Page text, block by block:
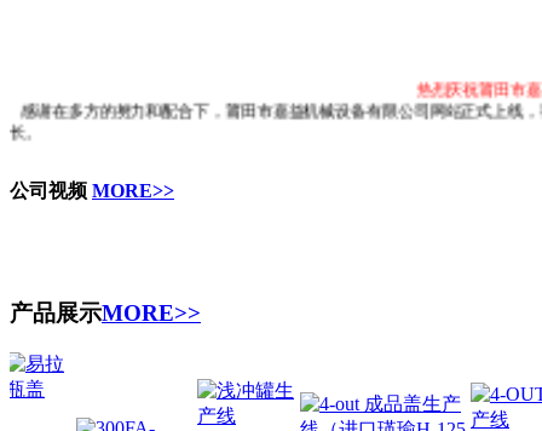
热烈庆祝莆田市
感谢在多方的努力和配合下，莆田市嘉益机械设备有限公司网站正式上线
长。
公司视频 MORE>>
产品展示MORE>>